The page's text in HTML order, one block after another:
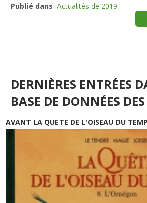
Publié dans Actualités de 2019
DERNIÈRES ENTRÉES
BASE DE DONNÉES
AVANT LA QUETE DE L'OISEAU DU